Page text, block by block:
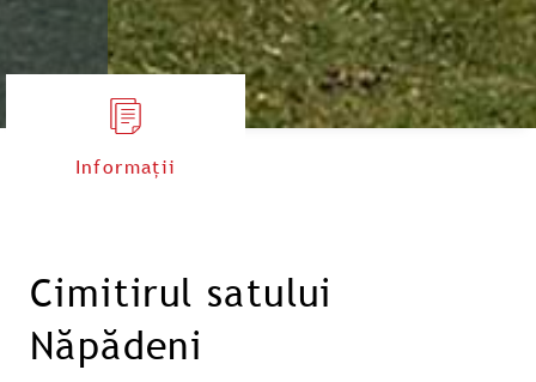
Informații
Cimitirul satului
Năpădeni